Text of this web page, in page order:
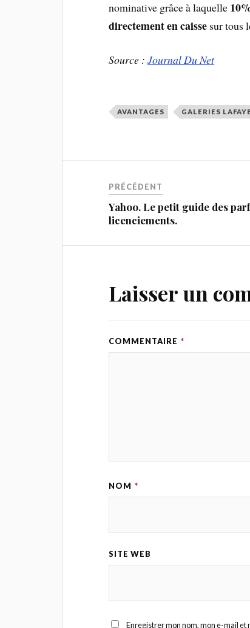
nominative grâce à laquelle
directement en caisse sur tous
Source :Journal Du Net
AVANTAGES GALERIES
PRÉCÉDENT
Yahoo. Le petit guide des
licenciements.
Laisser un
COMMENTAIRE *
NOM *
SITE WEB
Enregistrer mon nom, mon e-mail